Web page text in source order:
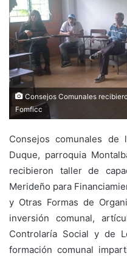
Consejos Comunales
Fomficc
Consejos comunales
Duque, parroquia
recibieron taller de
Merideño para
y Otras Formas de
inversión comunal,
Controlaría Social y de
formación comunal